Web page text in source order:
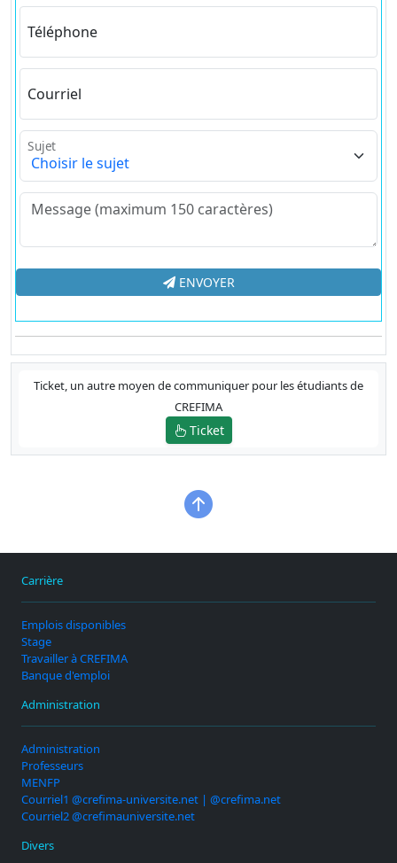
Téléphone
Courriel
Sujet
ENVOYER
Ticket, un autre moyen de communiquer pour les étudiants de
CREFIMA
Ticket
Carrière
Emplois disponibles
Stage
Travailler à CREFIMA
Banque d'emploi
Administration
Administration
Professeurs
MENFP
Courriel1 @crefima-universite.net | @crefima.net
Courriel2 @crefimauniversite.net
Divers